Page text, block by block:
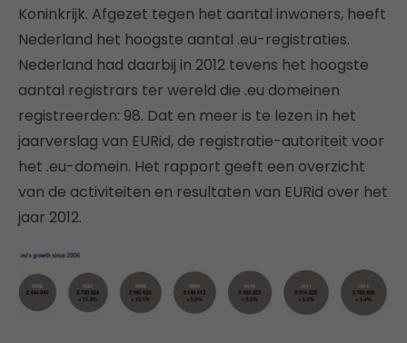
Koninkrijk. Afgezet tegen het aantal inwoners, heeft
Nederland het hoogste aantal .eu-registraties.
Nederland had daarbij in 2012 tevens het hoogste
aantal registrars ter wereld die .eu domeinen
registreerden: 98. Dat en meer is te lezen in het
jaarverslag van EURid, de registratie-autoriteit voor
het .eu-domein. Het rapport geeft een overzicht
van de activiteiten en resultaten van EURid over het
jaar 2012.